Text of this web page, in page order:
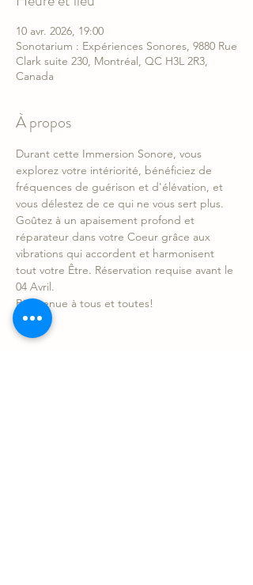
10 avr. 2026, 19:00
Sonotarium : Expériences Sonores, 9880 Rue
Clark suite 230, Montréal, QC H3L 2R3,
Canada
À propos
Durant cette Immersion Sonore, vous
explorez votre intériorité, bénéficiez de
fréquences de guérison et d'élévation, et
vous délestez de ce qui ne vous sert plus.
Goûtez à un apaisement profond et
réparateur dans votre Coeur grâce aux
vibrations qui accordent et harmonisent
tout votre Être. Réservation requise avant le
04 Avril.
Bienvenue à tous et toutes!